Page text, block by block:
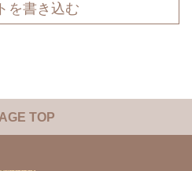
を書き込む
TOP